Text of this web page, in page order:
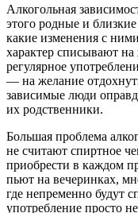
Алкогольная
этого родные и
какие изменения с
характер списывают на
регулярное
— на желание
зависимые люди
их родственники.
Большая проблема
не считают спиртное
приобрести в каждом
пьют на вечеринках,
где непременно будут
употребление просто